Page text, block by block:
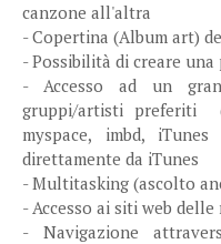
canzone all'altra
- Copertina (Album art)
- Possibilità di creare
- Accesso ad un
gruppi/artisti preferiti
myspace, imbd,
direttamente da iTunes
- Multitasking (ascolto
- Accesso ai siti web delle
- Navigazione